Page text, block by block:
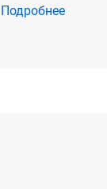
Подробнее